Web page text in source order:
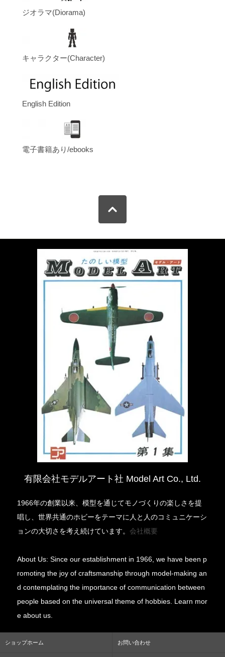
ジオラマ(Diorama)
キャラクター(Character)
English Edition
電子書籍あり/ebooks
有限会社モデルアート社 Model Art Co., Ltd.
1966年の創業以来、模型を通じてモノづくりの楽しさを提
唱し、世界共通のホビーをテーマに人と人のコミュニケーシ
ョンの大切さを考え続けています。会社概要
About Us: Since our establishment in 1966, we have been p
romoting the joy of craftsmanship through model-making an
d contemplating the importance of communication between
people based on the universal theme of hobbies. Learn mor
e about us.
ショップホーム お問い合わせ